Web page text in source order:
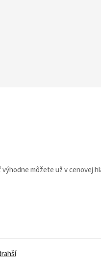
môžete už v cenovej